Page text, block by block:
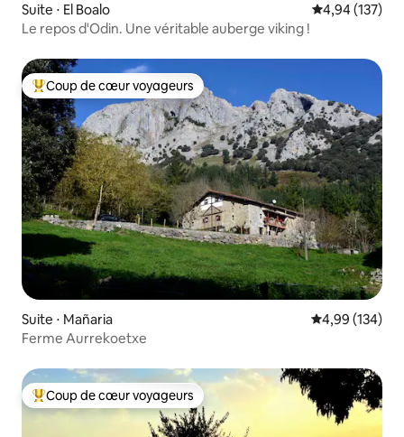
Suite ⋅ El Boalo Évaluation
4,94 (137)
Le repos d'Odin. Une véritable auberge viking !
Coups de cœur voyageurs les plus appréciés
Coup de cœur voyageurs
Suite ⋅ Mañaria Évaluation
4,99 (134)
Ferme Aurrekoetxe
Coups de cœur voyageurs les plus appréciés
Coup de cœur voyageurs